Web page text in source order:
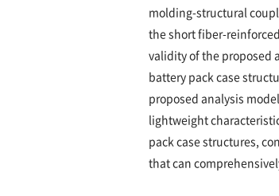
molding-structural
the short fiber-
validity of the proposed
battery pack case
proposed analysis
lightweight
pack case structures,
that can